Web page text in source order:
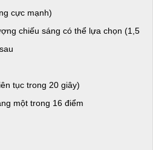
cực mạnh)
chiếu sáng có thể lựa chọn (1,5
tục trong 20 giây)
một trong 16 điểm